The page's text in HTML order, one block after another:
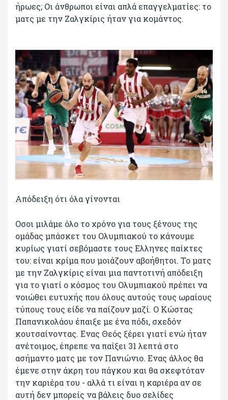
ήρωες; Οι άνθρωποι είναι απλά επαγγελματίες: το
ματς με την Ζαλγκίρις ήταν για κομάντος.
Απόδειξη ότι όλα γίνονται
Οσοι μιλάμε όλο το χρόνο για τους ξένους της
ομάδας μπάσκετ του Ολυμπιακού το κάνουμε
κυρίως γιατί σεβόμαστε τους Ελληνες παίκτες
του: είναι κρίμα που μοιάζουν αβοήθητοι. Το ματς
με την Ζαλγκίρις είναι μια παντοτινή απόδειξη
για το γιατί ο κόσμος του Ολυμπιακού πρέπει να
νοιώθει ευτυχής που όλους αυτούς τους ωραίους
τύπους τους είδε να παίζουν μαζί. Ο Κώστας
Παπανικολάου έπαιξε με ένα πόδι, σχεδόν
κουτσαίνοντας. Ενας Θεός ξέρει γιατί ενώ ήταν
ανέτοιμος, έπρεπε να παίξει 31 λεπτά στο
ασήμαντο ματς με τον Πανιώνιο. Ενας άλλος θα
έμενε στην άκρη του πάγκου και θα σκεφτόταν
την καριέρα του - αλλά τι είναι η καριέρα αν σε
αυτή δεν μπορείς να βάλεις δυο σελίδες